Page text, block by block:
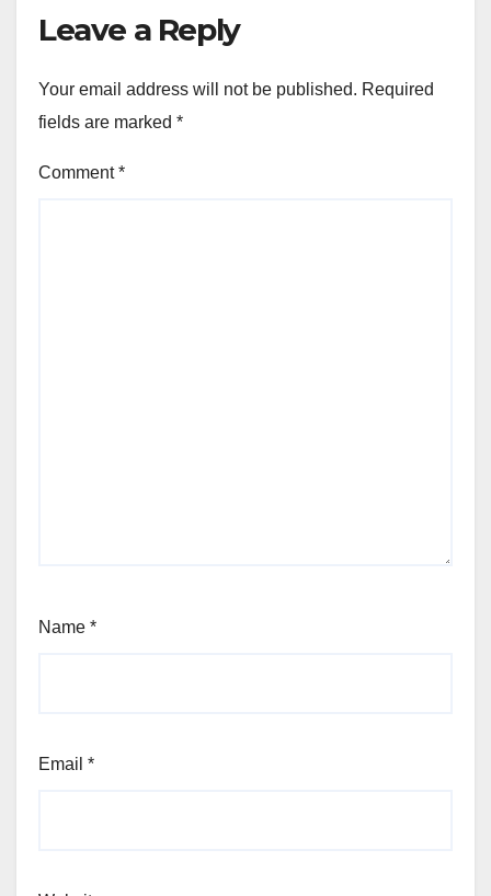
Leave a Reply
Your email address will not be published. Required
fields are marked *
Comment*
Name *
Email *